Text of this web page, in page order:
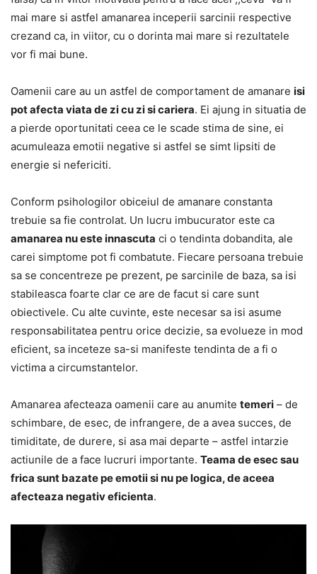
mai mare si astfel amanarea inceperii sarcinii respective
crezand ca, in viitor, cu o dorinta mai mare si rezultatele
vor fi mai bune.
Oamenii care au un astfel de comportament de amanare isi
pot afecta viata de zi cu zi si cariera. Ei ajung in situatia de
a pierde oportunitati ceea ce le scade stima de sine, ei
acumuleaza emotii negative si astfel se simt lipsiti de
energie si nefericiti.
Conform psihologilor obiceiul de amanare constanta
trebuie sa fie controlat. Un lucru imbucurator este ca
amanarea nu este innascuta ci o tendinta dobandita, ale
carei simptome pot fi combatute. Fiecare persoana trebuie
sa se concentreze pe prezent, pe sarcinile de baza, sa isi
stabileasca foarte clar ce are de facut si care sunt
obiectivele. Cu alte cuvinte, este necesar sa isi asume
responsabilitatea pentru orice decizie, sa evolueze in mod
eficient, sa inceteze sa-si manifeste tendinta de a fi o
victima a circumstantelor.
Amanarea afecteaza oamenii care au anumite temeri – de
schimbare, de esec, de infrangere, de a avea succes, de
timiditate, de durere, si asa mai departe – astfel intarzie
actiunile de a face lucruri importante. Teama de esec sau
frica sunt bazate pe emotii si nu pe logica, de aceea
afecteaza negativ eficienta.